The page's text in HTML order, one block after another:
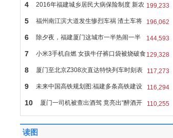
199,233
4 2016年福建城乡居民大病保险制度 新农
196,062
5 福州南江滨大道发生惨烈车祸 渣土车将
144,593
6 除夕夜，福建厦门这城市一半热闹一半
安 129,328
7 小米3手机自燃 女孩牛仔裤口袋被烧破食
117,273
8 厦门至北京Z308次直达特快列车时刻表
116,294
9 未来中国高铁规划图:福建多条高铁建设
纳 110,255
10 厦门一司机被查出酒驾 竟亮出“醉酒开
读图